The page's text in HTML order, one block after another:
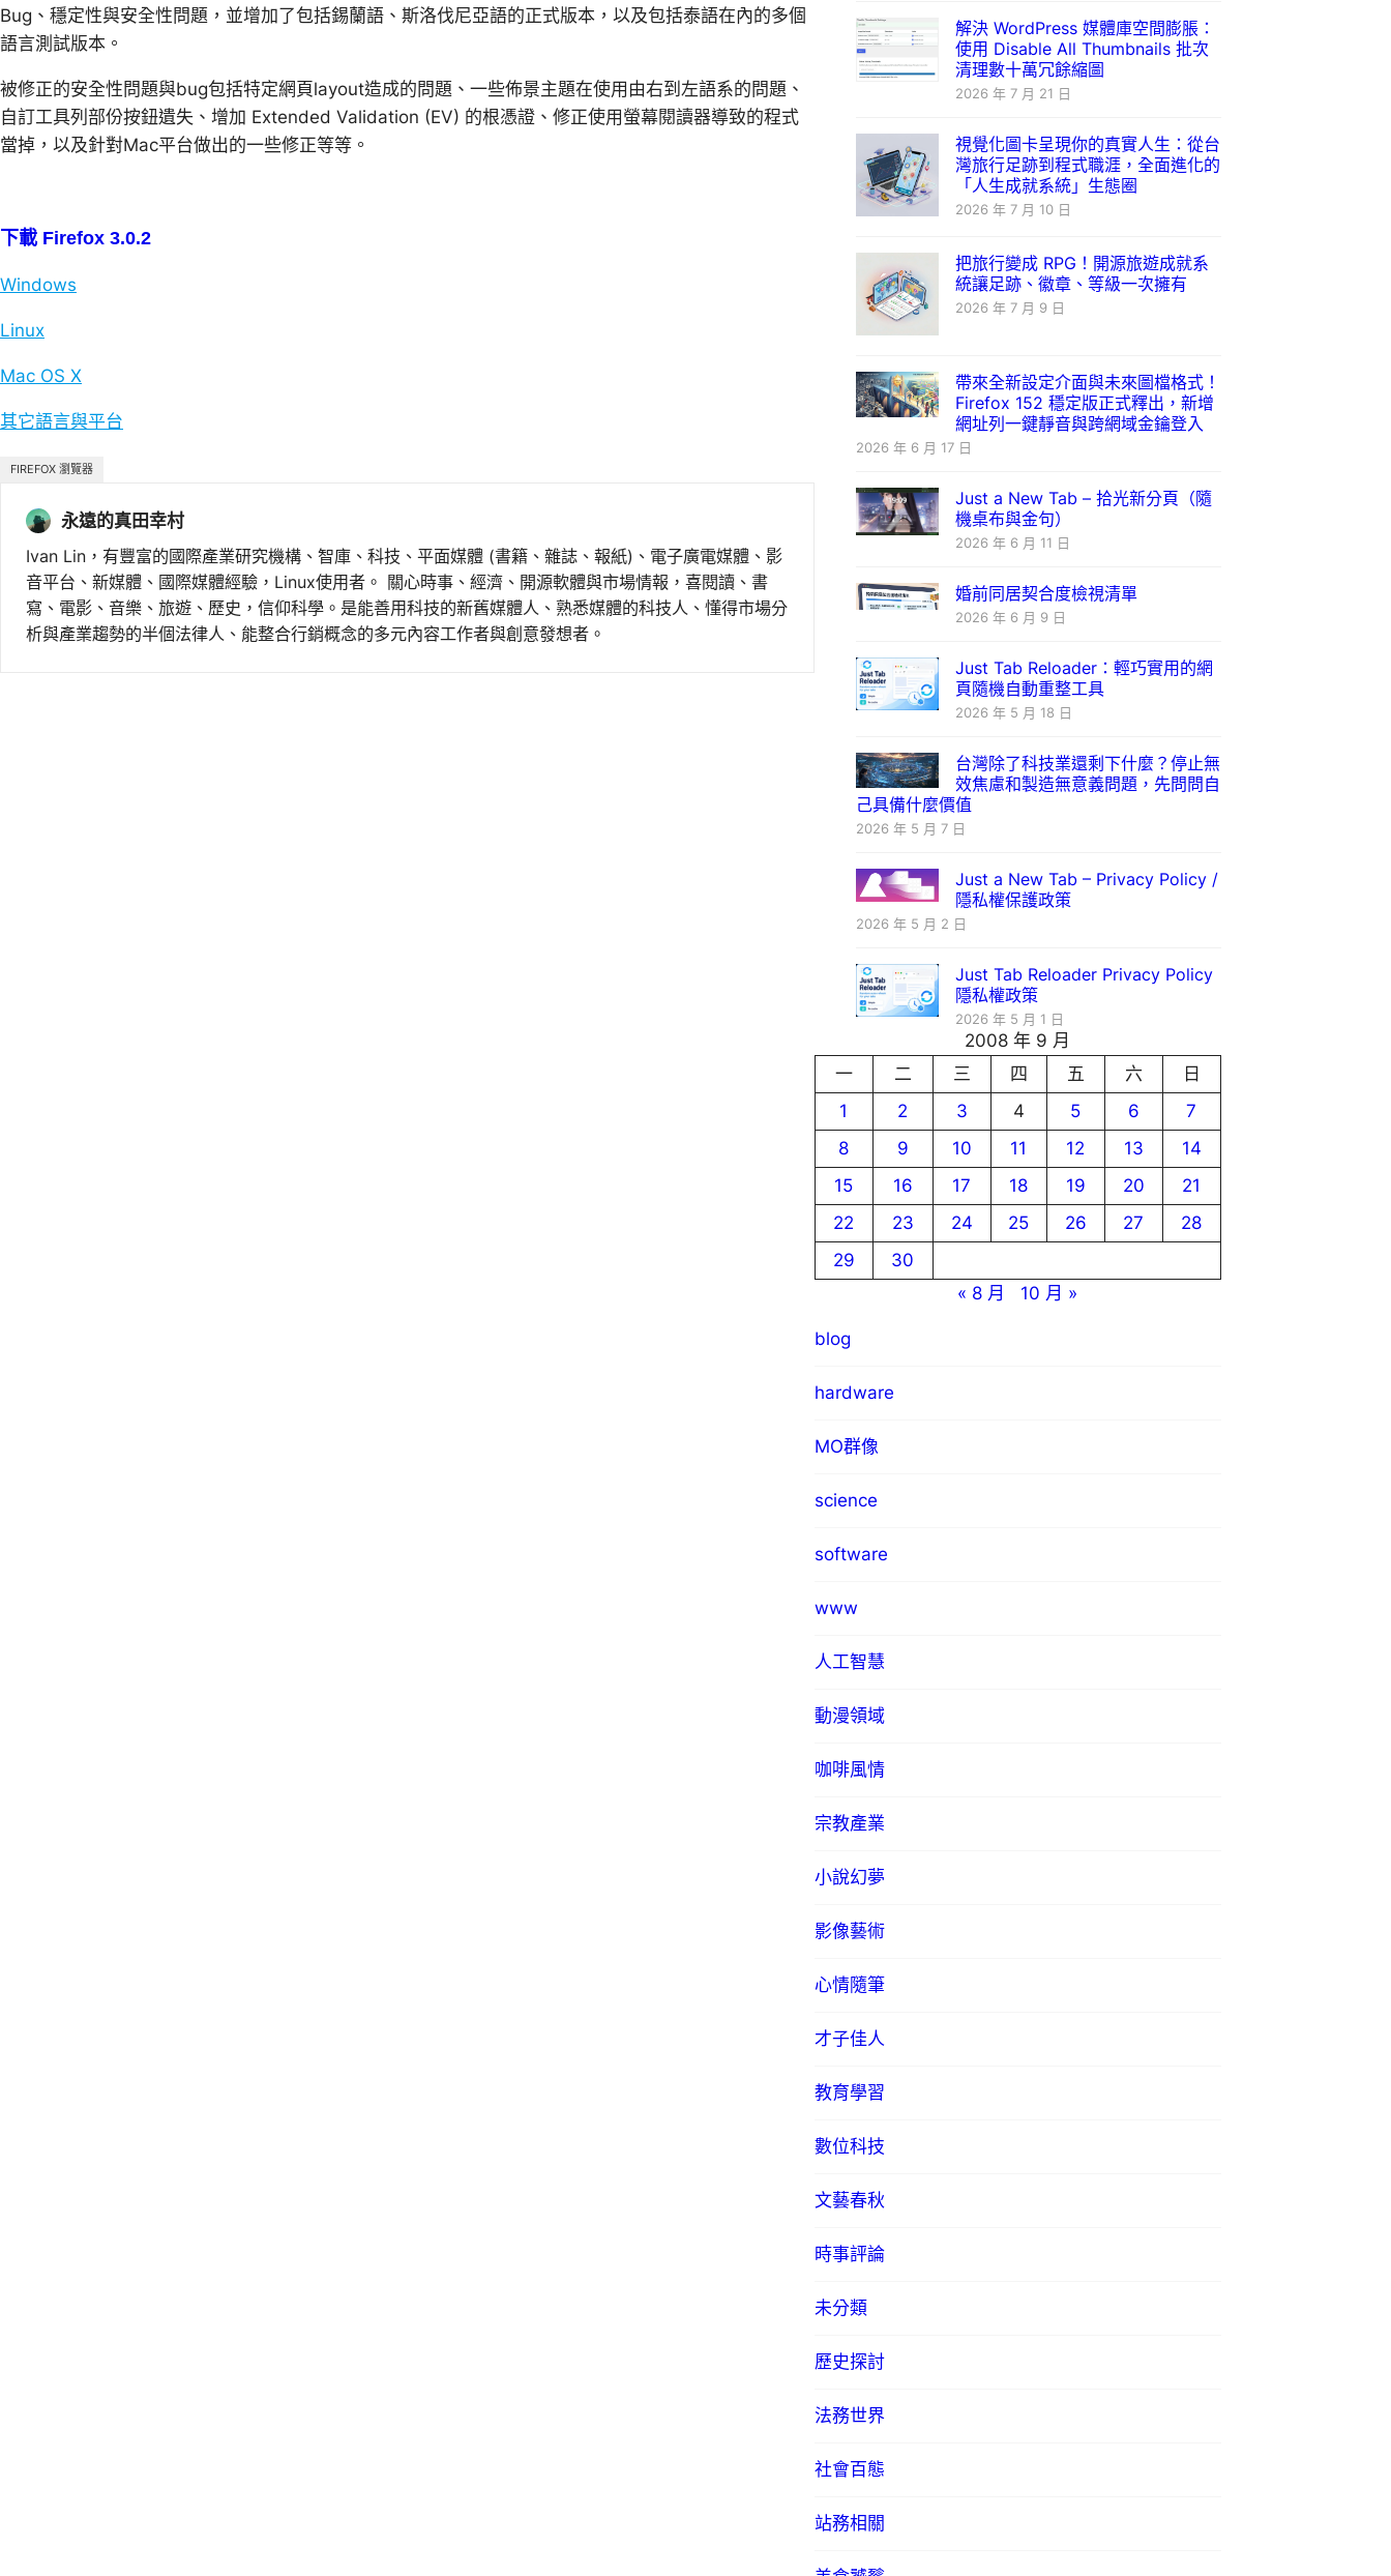
Bug、穩定性與安全性問題，並增加了包括錫蘭語、斯洛伐尼亞語的正式版本，以及包括泰語在內的多個
語言測試版本。
被修正的安全性問題與bug包括特定網頁layout造成的問題、一些佈景主題在使用由右到左語系的問題、
自訂工具列部份按鈕遺失、增加 Extended Validation (EV) 的根憑證、修正使用螢幕閱讀器導致的程式
當掉，以及針對Mac平台做出的一些修正等等。
下載 Firefox 3.0.2
Windows
Linux
Mac OS X
其它語言與平台
FIREFOX 瀏覽器
永遠的真田幸村
Ivan Lin，有豐富的國際產業研究機構、智庫、科技、平面媒體 (書籍、雜誌、報紙)、電子廣電媒體、影
音平台、新媒體、國際媒體經驗，Linux使用者。 關心時事、經濟、開源軟體與市場情報，喜閱讀、書
寫、電影、音樂、旅遊、歷史，信仰科學。是能善用科技的新舊媒體人、熟悉媒體的科技人、懂得市場分
析與產業趨勢的半個法律人、能整合行銷概念的多元內容工作者與創意發想者。
解決 WordPress 媒體庫空間膨脹：
使用 Disable All Thumbnails 批次
清理數十萬冗餘縮圖
2026 年 7 月 21 日
視覺化圖卡呈現你的真實人生：從台
灣旅行足跡到程式職涯，全面進化的
「人生成就系統」生態圈
2026 年 7 月 10 日
把旅行變成 RPG！開源旅遊成就系
統讓足跡、徽章、等級一次擁有
2026 年 7 月 9 日
帶來全新設定介面與未來圖檔格式！
Firefox 152 穩定版正式釋出，新增
網址列一鍵靜音與跨網域金鑰登入
2026 年 6 月 17 日
Just a New Tab – 拾光新分頁（隨
機桌布與金句）
2026 年 6 月 11 日
婚前同居契合度檢視清單
2026 年 6 月 9 日
Just Tab Reloader：輕巧實用的網
頁隨機自動重整工具
2026 年 5 月 18 日
台灣除了科技業還剩下什麼？停止無
效焦慮和製造無意義問題，先問問自
己具備什麼價值
2026 年 5 月 7 日
Just a New Tab – Privacy Policy /
隱私權保護政策
2026 年 5 月 2 日
Just Tab Reloader Privacy Policy
隱私權政策
2026 年 5 月 1 日
2008 年 9 月
一
二 三 四 五 六
日
1
2 3 4 5 6
7
8
9 10 11 12 13
14
15
16 17 18 19 20
21
22
23 24 25 26 27
28
29
30
« 8 月
10 月 »
blog
hardware
MO群像
science
software
www
人工智慧
動漫領域
咖啡風情
宗教產業
小說幻夢
影像藝術
心情隨筆
才子佳人
教育學習
數位科技
文藝春秋
時事評論
未分類
歷史探討
法務世界
社會百態
站務相關